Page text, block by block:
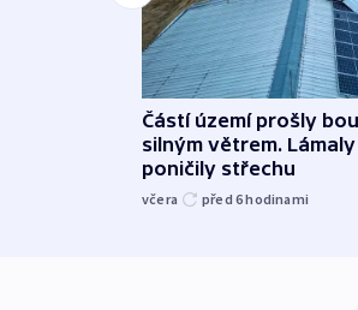
Částí území prošly
silným větrem.
poničily střechu
včera před 6hodinami